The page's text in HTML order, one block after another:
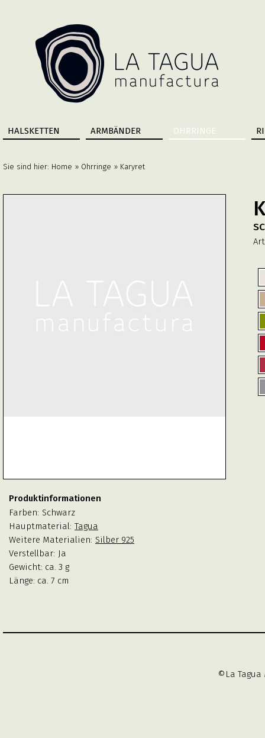
HALSKETTEN ARMBÄNDER OHRRINGE
Sie sind hier: Home » Ohrringe » Karyret
Produktinformationen
Farben: Schwarz
Hauptmaterial: Tagua
Weitere Materialien: Silber 925
Verstellbar: Ja
Gewicht: ca. 3 g
Länge: ca. 7 cm
©La Tagua